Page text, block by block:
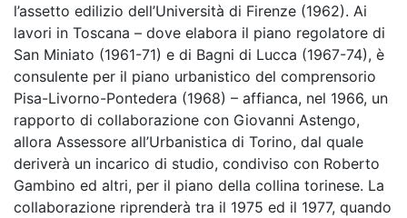
l’assetto edilizio dell’Università di Firenze (1962). Ai
lavori in Toscana – dove elabora il piano regolatore di
San Miniato (1961-71) e di Bagni di Lucca (1967-74), è
consulente per il piano urbanistico del comprensorio
Pisa-Livorno-Pontedera (1968) – affianca, nel 1966, un
rapporto di collaborazione con Giovanni Astengo,
allora Assessore all’Urbanistica di Torino, dal quale
deriverà un incarico di studio, condiviso con Roberto
Gambino ed altri, per il piano della collina torinese. La
collaborazione riprenderà tra il 1975 ed il 1977, quando